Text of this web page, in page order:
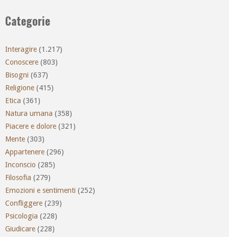
Categorie
Interagire (1.217)
Conoscere (803)
Bisogni (637)
Religione (415)
Etica (361)
Natura umana (358)
Piacere e dolore (321)
Mente (303)
Appartenere (296)
Inconscio (285)
Filosofia (279)
Emozioni e sentimenti (252)
Confliggere (239)
Psicologia (228)
Giudicare (228)